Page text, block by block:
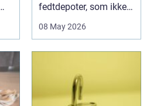
fedtdepoter, som ikke
08 May 2026